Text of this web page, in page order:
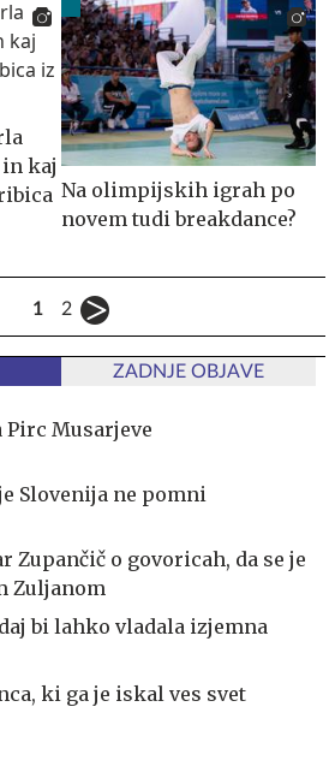
kaj
Na olimpijskih igrah po
novem tudi breakdance?
1 2
ZADNJE OBJAVE
Pirc Musarjeve
Slovenija ne pomni
Zupančič o govoricah, da se je
Zuljanom
bi lahko vladala izjemna
ki ga je iskal ves svet